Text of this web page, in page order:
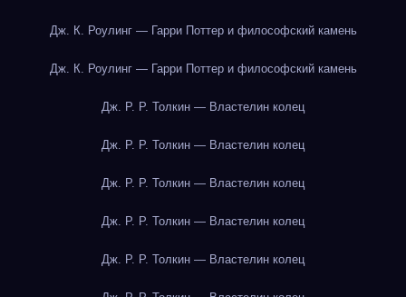
Дж. К. Роулинг — Гарри Поттер и философский камень
Дж. К. Роулинг — Гарри Поттер и философский камень
Дж. Р. Р. Толкин — Властелин колец
Дж. Р. Р. Толкин — Властелин колец
Дж. Р. Р. Толкин — Властелин колец
Дж. Р. Р. Толкин — Властелин колец
Дж. Р. Р. Толкин — Властелин колец